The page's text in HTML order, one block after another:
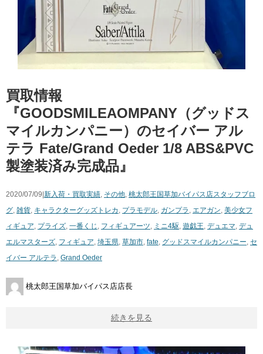
買取情報
『GOODSMILEAOMPANY（グッドス
マイルカンパニー）のセイバー ​アル
テラ ​Fate/Grand ​Oeder 1/8 ​ABS&PVC
製塗装済み完成品』
2020/07/09| 新入荷・買取実績, その他, 桃太郎王国草加バイパス店スタッフブロ
グ, 雑貨, キャラクターグッズ トレカ , プラモデル, ガンプラ , エアガン, 美少女フ
ィギュア, プライズ, 一番くじ , フィギュアーツ, ミニ4駆, 遊戯王, デュエマ, デュ
エルマスターズ, フィギュア, 埼玉県, 草加市, fate, グッドスマイルカンパニー, セ
イバー ​アルテラ , Grand ​Oeder
桃太郎王国草加バイパス店店長
続きを見る